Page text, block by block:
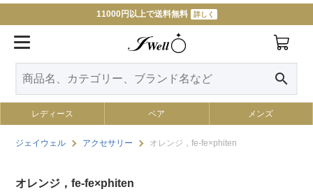
11000円以上で送料無料 詳しく
search
レディース ペア メンズ
ジェイウェル アクセサリー オレンジ，fe-fe×phiten
オレンジ，fe-fe×phiten